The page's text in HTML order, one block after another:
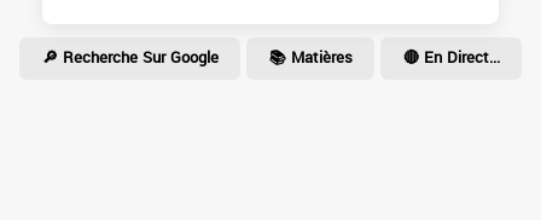
🔎 Recherche Sur Google 📚 Matières 🔴 En Direct...